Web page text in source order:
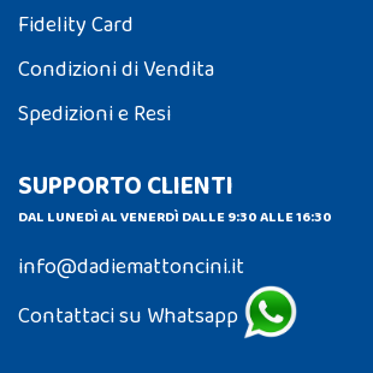
Fidelity Card
Condizioni di Vendita
Spedizioni e Resi
SUPPORTO CLIENTI
DAL LUNEDÌ AL VENERDÌ DALLE 9:30 ALLE 16:30
info@dadiemattoncini.it
Contattaci su Whatsapp